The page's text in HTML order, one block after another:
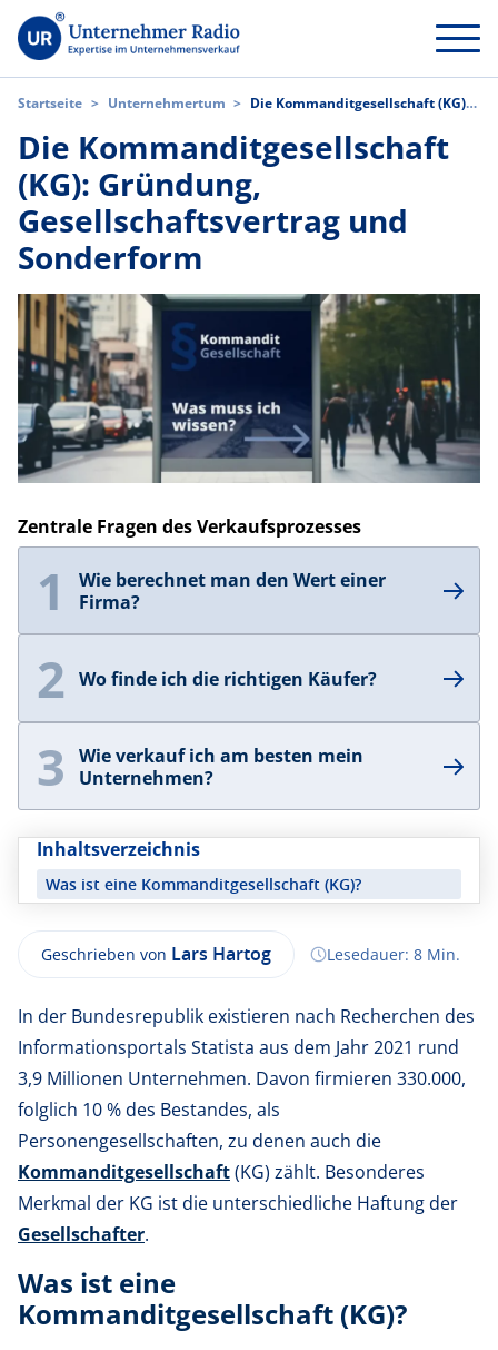
Startseite > Unternehmertum > Die Kommanditgesellschaft (KG):
Die Kommanditgesellschaft
(KG): Gründung,
Gesellschaftsvertrag und
Sonderform
Zentrale Fragen des Verkaufsprozesses
1
Wie berechnet man den Wert einer
Firma?
2 Wo finde ich die richtigen Käufer?
3
Wie verkauf ich am besten mein
Unternehmen?
Inhaltsverzeichnis
Was ist eine Kommanditgesellschaft (KG)?
Sonderformen der Kommanditgesellschaft – von
GmbH & Co. KG bis KGaA
Die rechtliche Stellung der Komplementäre und
Kommanditisten
Gewinn- und Verlustverteilung in einer KG
Die Vor- und Nachteile einer KG
(Wann) Lohnt sich die Gründung einer
Kommanditgesellschaft?
Geschrieben von Lars Hartog Lesedauer: 8 Min.
In der Bundesrepublik existieren nach Recherchen des
Informationsportals Statista aus dem Jahr 2021 rund
3,9 Millionen Unternehmen. Davon firmieren 330.000,
folglich 10 % des Bestandes, als
Personengesellschaften, zu denen auch die
Kommanditgesellschaft(KG) zählt. Besonderes
Merkmal der KG ist die unterschiedliche Haftung der
Gesellschafter.
Was ist eine
Kommanditgesellschaft (KG)?